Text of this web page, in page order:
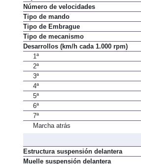
Caja de cambios
Número de velocidades
Tipo de mando
Tipo de Embrague
Tipo de mecanismo
Desarrollos (km/h cada 1.000 rpm)
1ª
2ª
3ª
4ª
5ª
6ª
7ª
Estructura suspensión delantera